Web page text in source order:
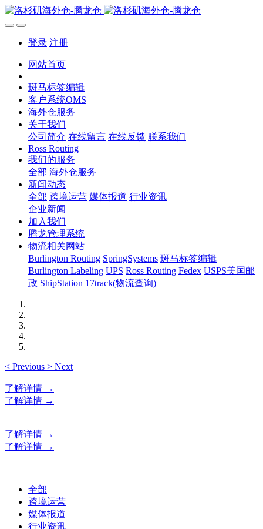
登录 注册
网站首页
斑马标签编辑
客户系统OMS
海外仓服务
关于我们
公司简介 在线留言 在线反馈 联系我们
Ross Routing
我们的服务
全部 海外仓服务
新闻动态
全部 跨境运营 媒体报道 行业资讯
企业新闻
加入我们
腾龙管理系统
物流相关网站
Burlington Routing SpringSystems 斑马标签编辑
Burlington Labeling UPS Ross Routing Fedex USPS美国邮
政 ShipStation 17track(物流查询)
< Previous > Next
了解详情 →
了解详情 →
了解详情 →
了解详情 →
全部
跨境运营
媒体报道
行业资讯